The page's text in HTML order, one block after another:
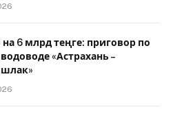
6 млрд теңге: приговор по
«Астрахань –